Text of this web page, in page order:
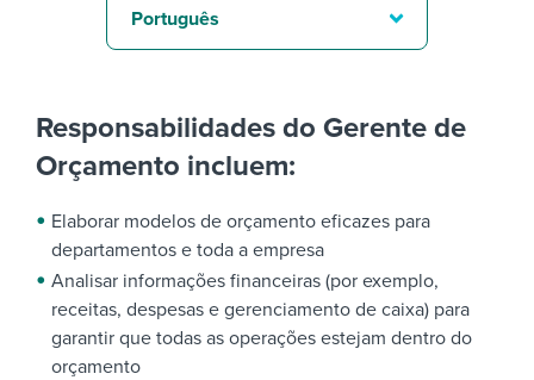
Responsabilidades do Gerente de
Orçamento incluem:
Elaborar modelos de orçamento eficazes para
departamentos e toda a empresa
Analisar informações financeiras (por exemplo,
receitas, despesas e gerenciamento de caixa) para
garantir que todas as operações estejam dentro do
orçamento
Português